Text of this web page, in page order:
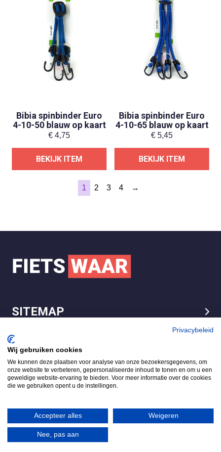
Bibia spinbinder Euro
4-10-50 blauw op kaart
€ 4,75
BEKIJK ITEM
Bibia spinbinder Euro
4-10-65 blauw op kaart
€ 5,45
BEKIJK ITEM
1 2 3 4 →
SITEMAP
LEGAL
FietsWaar.nl
4.7
Gebaseerd op 540 reviews
Review ons op
Privacybeleid
Wij gebruiken cookies
We kunnen deze plaatsen voor analyse van onze bezoekersgegevens, om
onze website te verbeteren, gepersonaliseerde inhoud te tonen en om u een
geweldige website-ervaring te bieden. Voor meer informatie over de cookies
die we gebruiken opent u de instellingen.
Accepteer alles Weigeren
Nee, pas aan